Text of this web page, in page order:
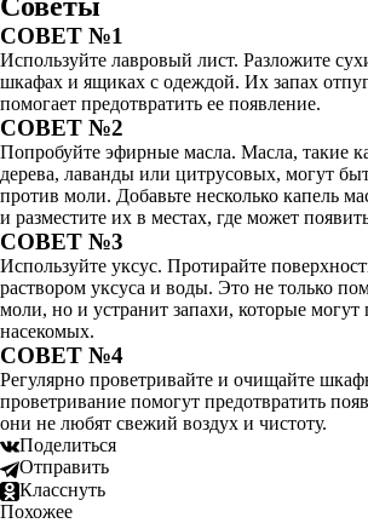
СОВЕТ №1
Используйте лавровый лист. Разложите
шкафах и ящиках с одеждой. Их запах
помогает предотвратить ее появление.
СОВЕТ №2
Попробуйте эфирные масла. Масла, такие
дерева, лаванды или цитрусовых, могут
против моли. Добавьте несколько капель
и разместите их в местах, где может
СОВЕТ №3
Используйте уксус. Протирайте
раствором уксуса и воды. Это не только
моли, но и устранит запахи, которые могут
насекомых.
СОВЕТ №4
Регулярно проветривайте и очищайте
проветривание помогут предотвратить
они не любят свежий воздух и чистоту.
Поделиться
Отправить
Класснуть
Похожее